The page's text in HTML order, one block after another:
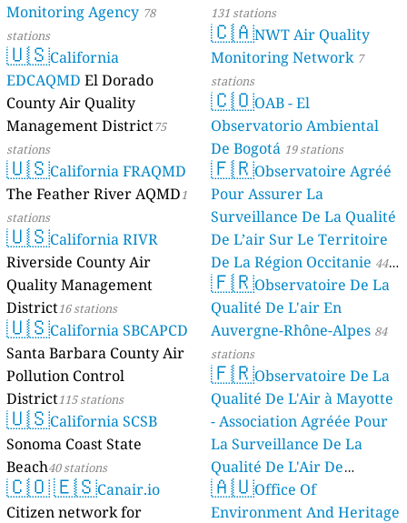
Monitoring Agency 78
stations
🇺🇸California
EDCAQMD El Dorado
County Air Quality
Management District75
stations
🇺🇸California FRAQMD
The Feather River AQMD1
stations
🇺🇸California RIVR
Riverside County Air
Quality Management
District16 stations
🇺🇸California SBCAPCD
Santa Barbara County Air
Pollution Control
District115 stations
🇺🇸California SCSB
Sonoma Coast State
Beach40 stations
🇨🇴🇪🇸Canair.io
Citizen network for
131 stations
🇨🇦NWT Air Quality
Monitoring Network 7
stations
🇨🇴OAB - El
Observatorio Ambiental
De Bogotá 19 stations
🇫🇷Observatoire Agréé
Pour Assurer La
Surveillance De La Qualité
De L’air Sur Le Territoire
De La Région Occitanie 44
stations
🇫🇷Observatoire De La
Qualité De L'air En
Auvergne-Rhône-Alpes 84
stations
🇫🇷Observatoire De La
Qualité De L'Air à Mayotte
- Association Agréée Pour
La Surveillance De La
Qualité De L'Air De
Mayotte 4 stations
🇦🇺Office Of
Environment And Heritage